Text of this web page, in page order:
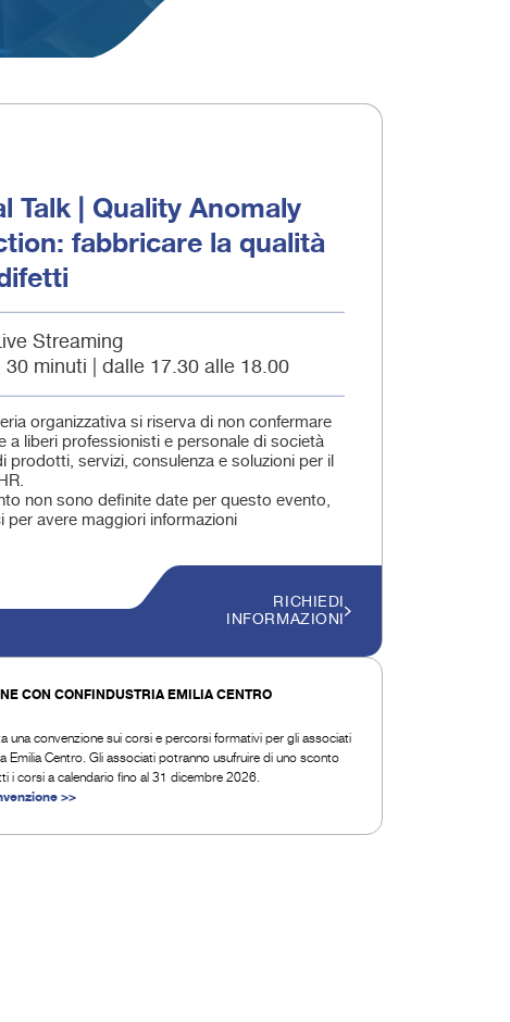
Talk | Quality Anomaly
fabbricare la qualità
Streaming
30 minuti | dalle 17.30 alle 18.00
organizzativa si riserva di non confermare
a liberi professionisti e personale di società
prodotti, servizi, consulenza e soluzioni per il
non sono definite date per questo evento,
per avere maggiori informazioni
RICHIEDI
INFORMAZIONI
CON CONFINDUSTRIA EMILIA CENTRO
una convenzione sui corsi e percorsi formativi per gli associati
Emilia Centro. Gli associati potranno usufruire di uno sconto
i corsi a calendario fino al 31 dicembre 2026.
>>